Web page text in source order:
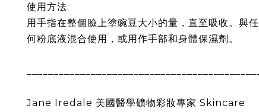
使用方法:
用手指在整個臉上塗豌豆大小的量，直至吸收。與任
何粉底液混合使用，或用作手部和身體保濕劑。
Jane Iredale 美國醫學礦物彩妝專家 Skincare